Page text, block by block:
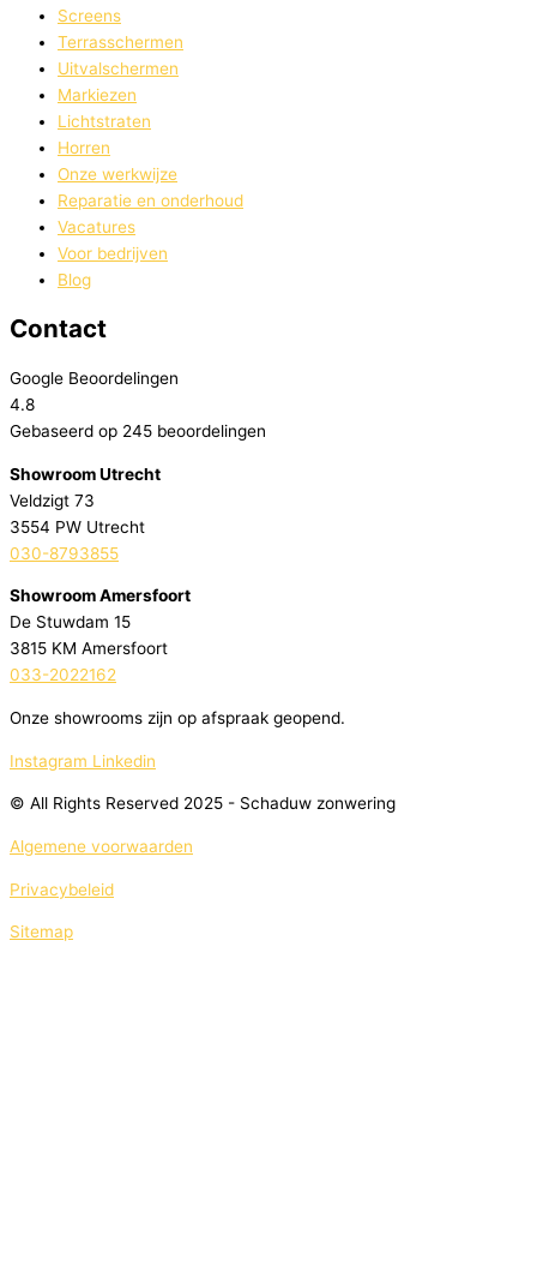
Screens
Terrasschermen
Uitvalschermen
Markiezen
Lichtstraten
Horren
Onze werkwijze
Reparatie en onderhoud​
Vacatures
Voor bedrijven
Blog
Contact
Google Beoordelingen
4.8
Gebaseerd op 245 beoordelingen
Showroom Utrecht
Veldzigt 73
3554 PW Utrecht
030-8793855
Showroom Amersfoort
De Stuwdam 15
3815 KM Amersfoort
033-2022162
Onze showrooms zijn op afspraak geopend.
Instagram Linkedin
© All Rights Reserved 2025 - Schaduw zonwering
Algemene voorwaarden
Privacybeleid
Sitemap